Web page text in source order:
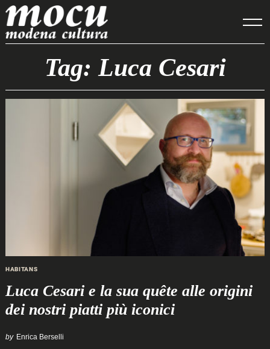
Skip
to
content
Tag: Luca Cesari
HABITANS
Luca Cesari e la sua quête alle origini
dei nostri piatti più iconici
by Enrica Berselli